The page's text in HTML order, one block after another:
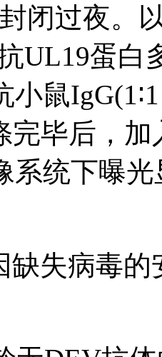
闭过夜。
UL19蛋白
小鼠
完毕后，
系统下曝
缺失病毒